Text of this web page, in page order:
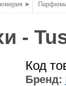
➤
-
Код
Бренд: